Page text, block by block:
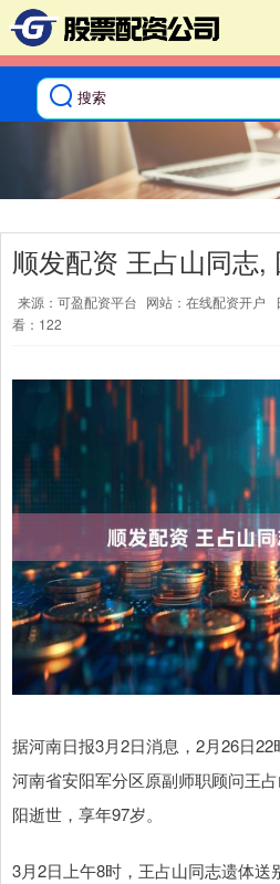
顺发配资 王占山同志,
来源：可盈配资平台 网站：在线配资开户
看：122
据河南日报3月2日消息，2月26日22
河南省安阳军分区原副师职顾问王
阳逝世，享年97岁。
3月2日上午8时，王占山同志遗体